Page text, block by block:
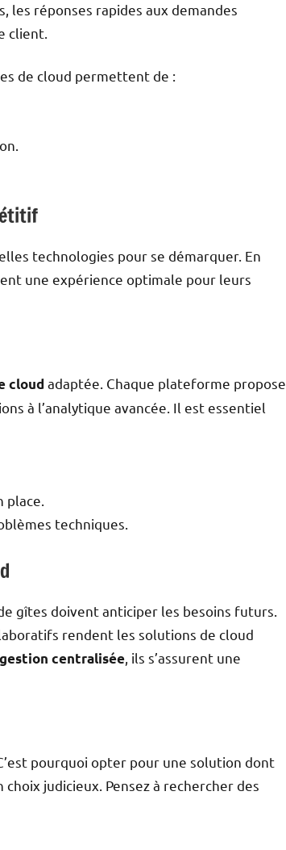
les réponses rapides aux demandes
client.
de cloud permettent de :
technologies pour se démarquer. En
une expérience optimale pour leurs
cloud adaptée. Chaque plateforme propose
à l’analytique avancée. Il est essentiel
techniques.
gîtes doivent anticiper les besoins futurs.
rendent les solutions de cloud
gestion centralisée , ils s’assurent une
pourquoi opter pour une solution dont
judicieux. Pensez à rechercher des